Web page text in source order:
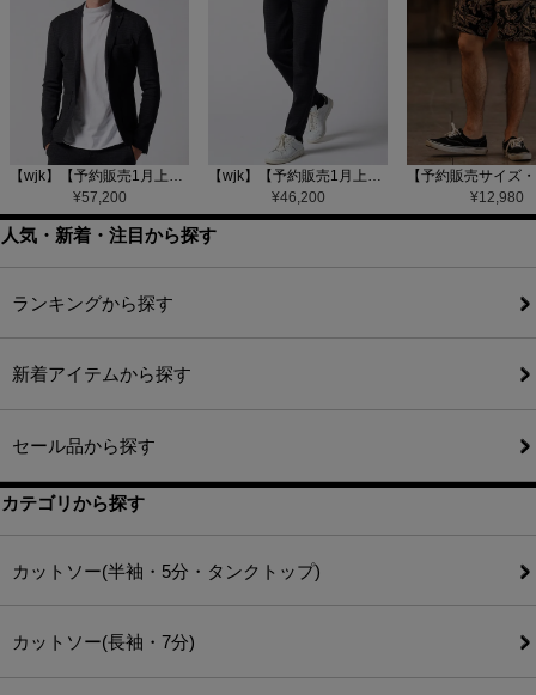
【wjk】【予約販売1月上旬～中旬入荷】function knit jacket(jacquard check) ニットジャケット(207 mw08j)
¥57,200
【wjk】【予約販売1月上旬～中旬入荷】function knit easy slacks(jacquard check) ニットイージーパンツ(504 mw08j)
¥46,200 ¥12,980
人気・新着・注目から探す
ランキングから探す
新着アイテムから探す
セール品から探す
カテゴリから探す
カットソー(半袖・5分・タンクトップ)
カットソー(長袖・7分)